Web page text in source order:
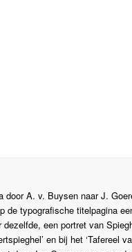
door A. v. Buysen naar J.
de typografische titelpagina
een portret van
en bij het ‘Tafereel